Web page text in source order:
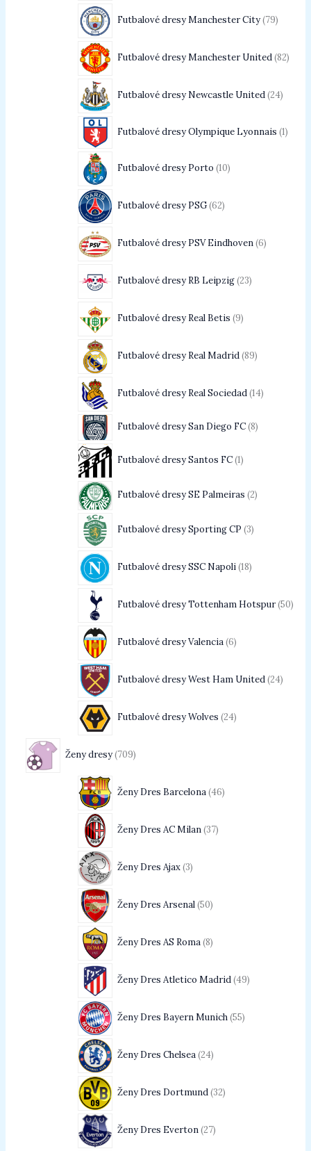
Futbalové dresy Manchester City 79
Futbalové dresy Manchester United 82
Futbalové dresy Newcastle United 24
Futbalové dresy Olympique Lyonnais 1
Futbalové dresy Porto 10
Futbalové dresy PSG 62
Futbalové dresy PSV Eindhoven 6
Futbalové dresy RB Leipzig 23
Futbalové dresy Real Betis 9
Futbalové dresy Real Madrid 89
Futbalové dresy Real Sociedad 14
Futbalové dresy San Diego FC 8
Futbalové dresy Santos FC 1
Futbalové dresy SE Palmeiras 2
Futbalové dresy Sporting CP 3
Futbalové dresy SSC Napoli 18
Futbalové dresy Tottenham Hotspur 50
Futbalové dresy Valencia 6
Futbalové dresy West Ham United 24
Futbalové dresy Wolves 24
Ženy dresy 709
Ženy Dres Barcelona 46
Ženy Dres AC Milan 37
Ženy Dres Ajax 3
Ženy Dres Arsenal 50
Ženy Dres AS Roma 8
Ženy Dres Atletico Madrid 49
Ženy Dres Bayern Munich 55
Ženy Dres Chelsea 24
Ženy Dres Dortmund 32
Ženy Dres Everton 27